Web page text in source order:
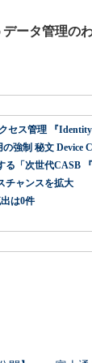
ス管理 『Identity
強制 秘文 Device
「次世代CASB 『
チャンスを拡大
は0件